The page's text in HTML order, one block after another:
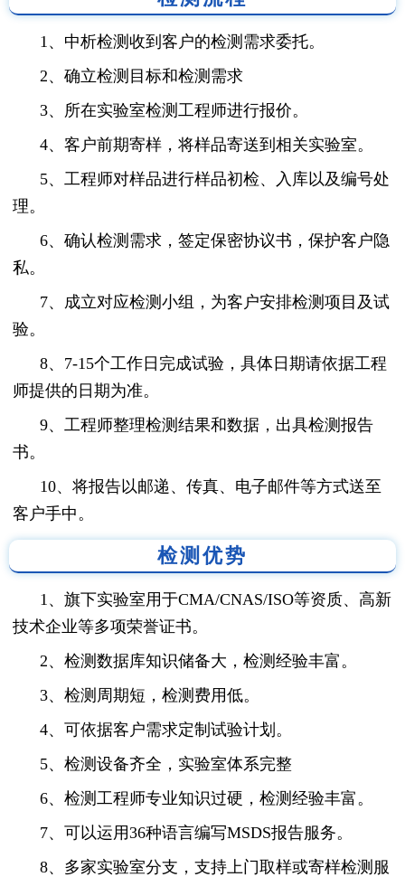
1、中析检测收到客户的检测需求委托。
2、确立检测目标和检测需求
3、所在实验室检测工程师进行报价。
4、客户前期寄样，将样品寄送到相关实验室。
5、工程师对样品进行样品初检、入库以及编号处
理。
6、确认检测需求，签定保密协议书，保护客户隐
私。
7、成立对应检测小组，为客户安排检测项目及试
验。
8、7-15个工作日完成试验，具体日期请依据工程
师提供的日期为准。
9、工程师整理检测结果和数据，出具检测报告
书。
10、将报告以邮递、传真、电子邮件等方式送至
客户手中。
检测优势
1、旗下实验室用于CMA/CNAS/ISO等资质、高新
技术企业等多项荣誉证书。
2、检测数据库知识储备大，检测经验丰富。
3、检测周期短，检测费用低。
4、可依据客户需求定制试验计划。
5、检测设备齐全，实验室体系完整
6、检测工程师专业知识过硬，检测经验丰富。
7、可以运用36种语言编写MSDS报告服务。
8、多家实验室分支，支持上门取样或寄样检测服